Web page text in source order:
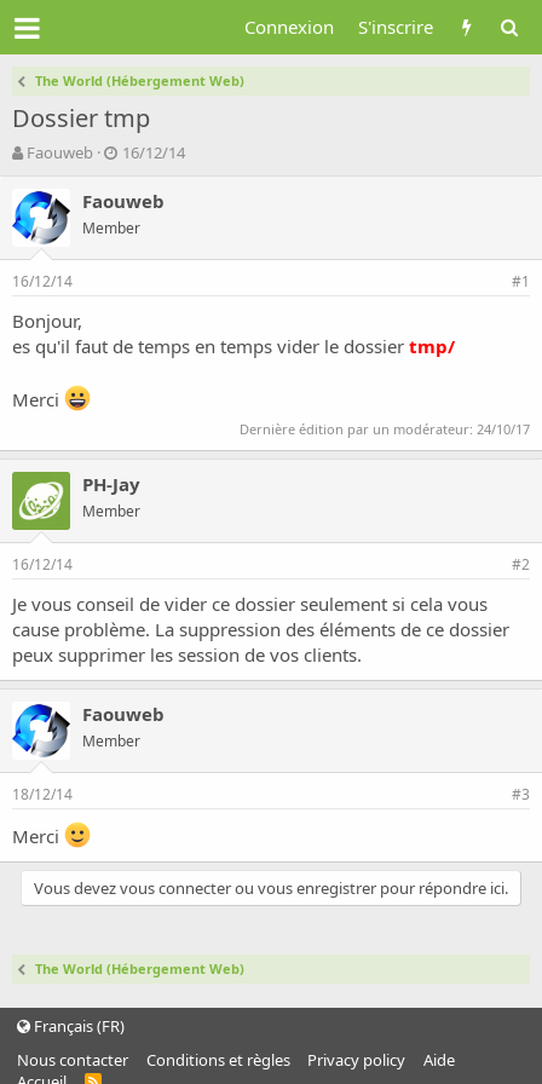
Connexion S'inscrire
The World (Hébergement Web)
Dossier tmp
A
t
e
u
r
d
l
a
i
s
u
s
s
i
o
n
Faouweb
D
t
d
e
u
16/12/14
Faouweb
Member
16/12/14 #1
Bonjour,
es qu'il faut de temps en temps vider le dossier tmp/
Merci
Dernière édition par un modérateur: 24/10/17
PH-Jay
Member
16/12/14 #2
Je vous conseil de vider ce dossier seulement si cela vous
cause problème. La suppression des éléments de ce dossier
peux supprimer les session de vos clients.
Faouweb
Member
18/12/14 #3
Merci
Vous devez vous connecter ou vous enregistrer pour répondre ici.
The World (Hébergement Web)
Français (FR)
Nous contacter
Conditions et règles Privacy policy
Aide
R